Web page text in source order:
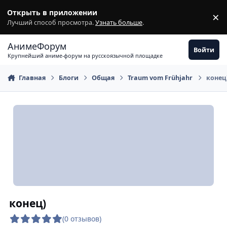
Открыть в приложении
Лучший способ просмотра.Узнать больше. ×
АнимеФорум
Крупнейший аниме-форум на русскоязычной площадке
Войти
Главная Блоги Общая Traum vom Frühjahr
конец)
(0 отзывов)